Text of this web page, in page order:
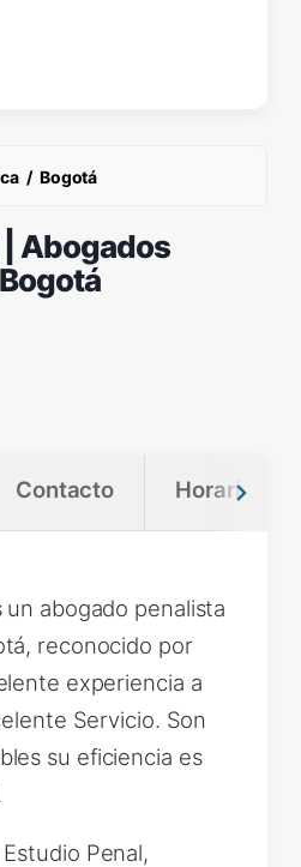
/ Bogotá
Abogados
Contacto Horario
un abogado penalista
reconocido por
experiencia a
Servicio. Son
su eficiencia es
Estudio Penal,